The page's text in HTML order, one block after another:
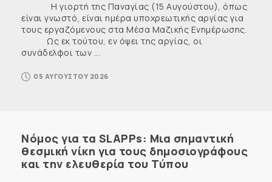
Η γιορτή της Παναγίας (15 Αυγούστου), όπως
είναι γνωστό, είναι ημέρα υποχρεωτικής αργίας για
τους εργαζόμενους στα Μέσα Μαζικής Ενημέρωσης.
Ως εκ τούτου, εν όψει της αργίας, οι
συνάδελφοι των ...
05 ΑΥΓΟΥΣΤΟΥ 2026
Νόμος για τα SLAPPs: Μια σημαντική
θεσμική νίκη για τους δημοσιογράφους
και την ελευθερία του Τύπου